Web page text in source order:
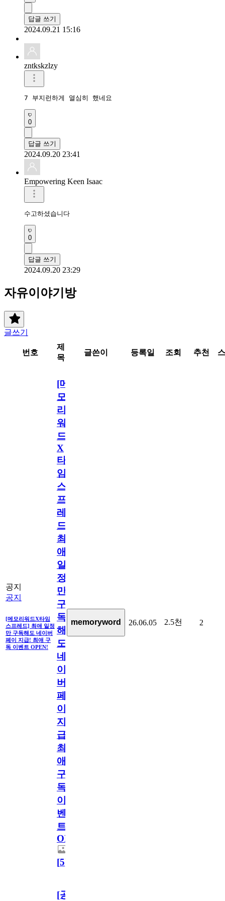
답글 쓰기
2024.09.21 15:16
zntkskzlzy
7 부지런하게 열심히 했네요
0
답글 쓰기
2024.09.20 23:41
Empowering Keen Isaac
수고하셨습니다
0
답글 쓰기
2024.09.20 23:29
자유이야기방
글쓰기
번호
제
목
글쓴이 등록일 조회 추천
공지
공지
[메모리워드X타임
스프레드] 최애 일정
만 구독해도 네이버
페이 지급! 최애 구
독 이벤트 OPEN!
[메
모
리
워
드
X
타
임
스
프
레
드]
최
애
일
정
만
구
독
해
도
네
이
버
페
이
지
급!
최
애
구
독
이
벤
트
OPEN!
[5]
memoryword 26.06.05 2.5천 2
[공